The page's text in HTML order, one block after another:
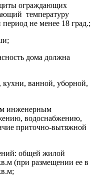
ограждающих
температуру
не менее 18 град.;
дома должна
ванной, уборной,
инженерным
водоснабжению,
приточно-вытяжной
общей жилой
(при размещении ее в